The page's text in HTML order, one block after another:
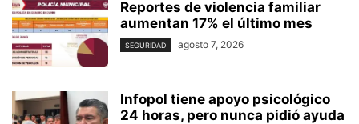
Reportes de violencia familiar
aumentan 17% el último mes
SEGURIDAD agosto 7, 2026
Infopol tiene apoyo psicológico
24 horas, pero nunca pidió ayuda